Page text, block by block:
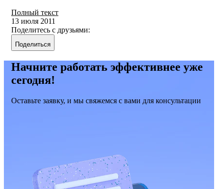
Полный текст
13 июля 2011
Поделитесь с друзьями:
Поделиться
Начните работать эффективнее уже
сегодня!
Оставьте заявку, и мы свяжемся с вами для консультации